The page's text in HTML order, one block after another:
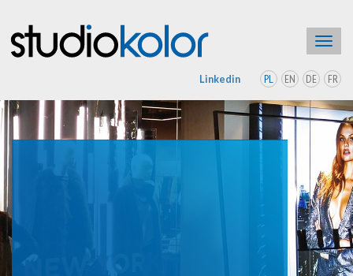
Linkedin PL EN DE FR